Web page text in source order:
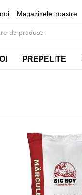
Magazinele noastre
PREPELITE